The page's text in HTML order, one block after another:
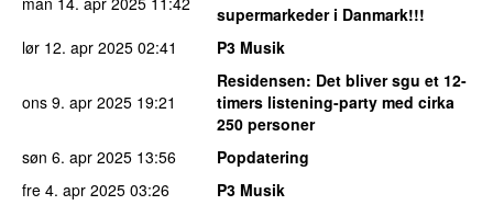
supermarkeder i Danmark!!!
lør 12. apr 2025 02:41 P3 Musik
ons 9. apr 2025 19:21
Residensen: Det bliver sgu et 12-
timers listening-party med cirka
250 personer
søn 6. apr 2025 13:56
Popdatering
fre 4. apr 2025 03:26
P3 Musik